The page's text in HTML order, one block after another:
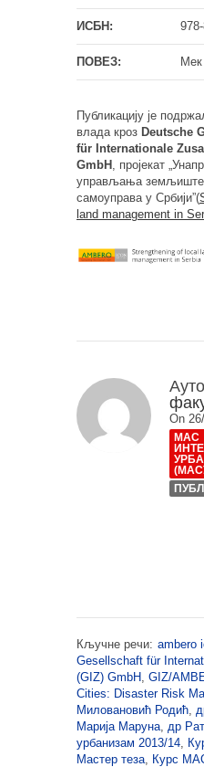
ИСБН:
ПОВЕЗ: Мек
Публикацију је
влада кроз Deutsche
für Internationale
GmbH , пројекат
управљања
самоуправа у Србији”(
land management in
On
МАС
Кључне речи: ambero
Gesellschaft für
(GIZ) GmbH GIZ/
Cities: Disaster Risk
Миловановић Родић
Марија Маруна др
урбанизам 2013/14
Мастер теза Курс